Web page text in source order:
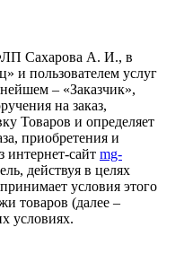
Сахарова А. И., в
и пользователем услуг
– «Заказчик»,
на заказ,
Товаров и определяет
приобретения и
интернет-сайт mg-
действуя в целях
условия этого
товаров (далее –
условиях.